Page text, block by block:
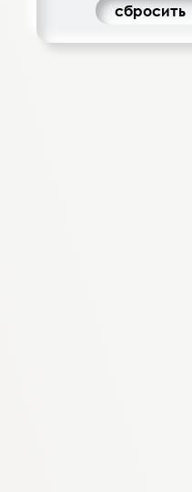
Губкинский МК
cбросить